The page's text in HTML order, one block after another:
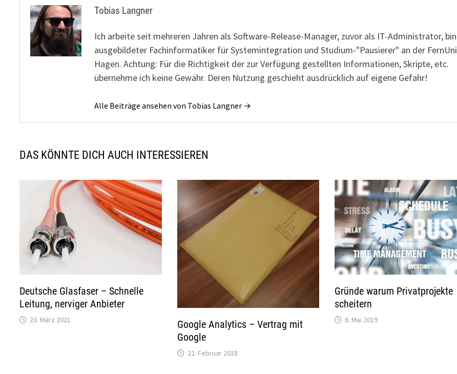
Tobias Langner
Ich arbeite seit mehreren Jahren als Software-Release-Manager, zuvor als IT-Administrator, bin
ausgebildeter Fachinformatiker für Systemintegration und Studium-"Pausierer" an der FernUni
Hagen. Achtung: Für die Richtigkeit der zur Verfügung gestellten Informationen, Skripte, etc.
übernehme ich keine Gewähr. Deren Nutzung geschieht ausdrücklich auf eigene Gefahr!
Alle Beiträge ansehen von Tobias Langner →
DAS KÖNNTE DICH AUCH INTERESSIEREN
Deutsche Glasfaser – Schnelle
Leitung, nerviger Anbieter
23. März 2021
Google Analytics – Vertrag mit
Google
22. Februar 2018
Gründe warum Privatprojekte
scheitern
6. Mai 2019